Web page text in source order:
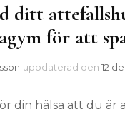
ditt
för att
uppdaterad den 12
din hälsa att du är